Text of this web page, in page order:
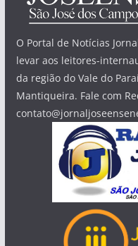
O Portal de Notícias
levar aos leitores-
da região do Vale do
Mantiqueira. Fale com